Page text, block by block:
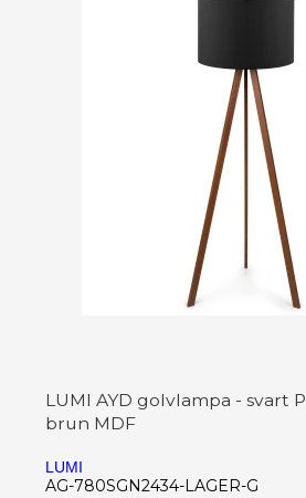
LUMI AYD golvlampa - svart
brun MDF
LUMI
AG-780SGN2434-LAGER-G